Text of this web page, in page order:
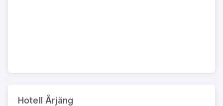
Hotell Årjäng